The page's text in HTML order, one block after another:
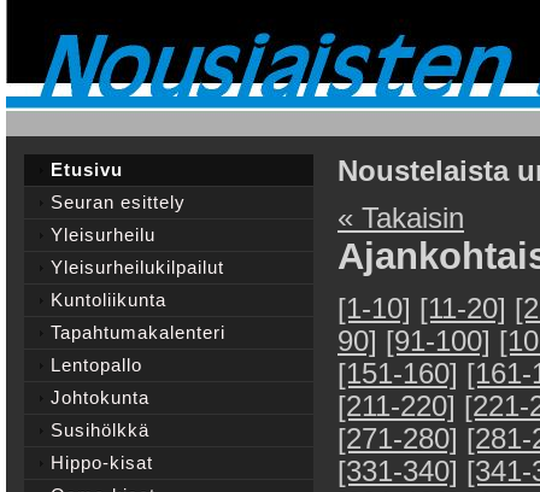
Noustelaista
« Takaisin
[1-10] [11-20]
90] [91-100]
[151-160] [161-
[211-220] [221-
[271-280] [281-
[331-340] [341-
Etusivu
Seuran esittely
Yleisurheilu
Yleisurheilukilpailut
Kuntoliikunta
Tapahtumakalenteri
Lentopallo
Johtokunta
Susihölkkä
Hippo-kisat